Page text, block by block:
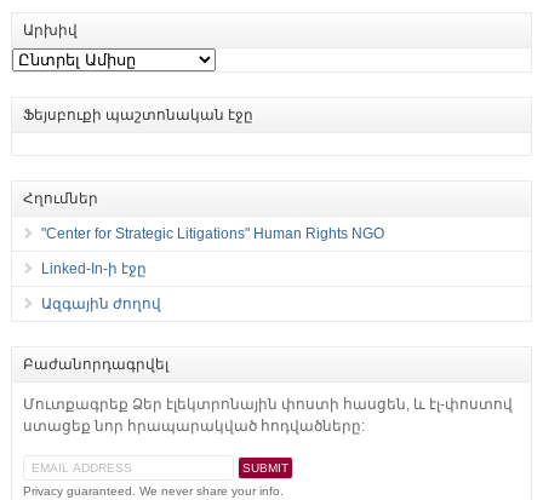
Արխիվ
Արխիվ
Ֆեյսբուքի պաշտոնական էջը
Հղումներ
"Center for Strategic Litigations" Human Rights NGO
Linked-In-ի էջը
Ազգային ժողով
Բաժանորդագրվել
Մուտքագրեք Ձեր էլեկտրոնային փոստի հասցեն, և էլ-փոստով
ստացեք նոր հրապարակված հոդվածները:
Privacy guaranteed. We never share your info.